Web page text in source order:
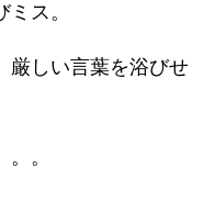
ス。
厳しい言葉を浴びせ
。